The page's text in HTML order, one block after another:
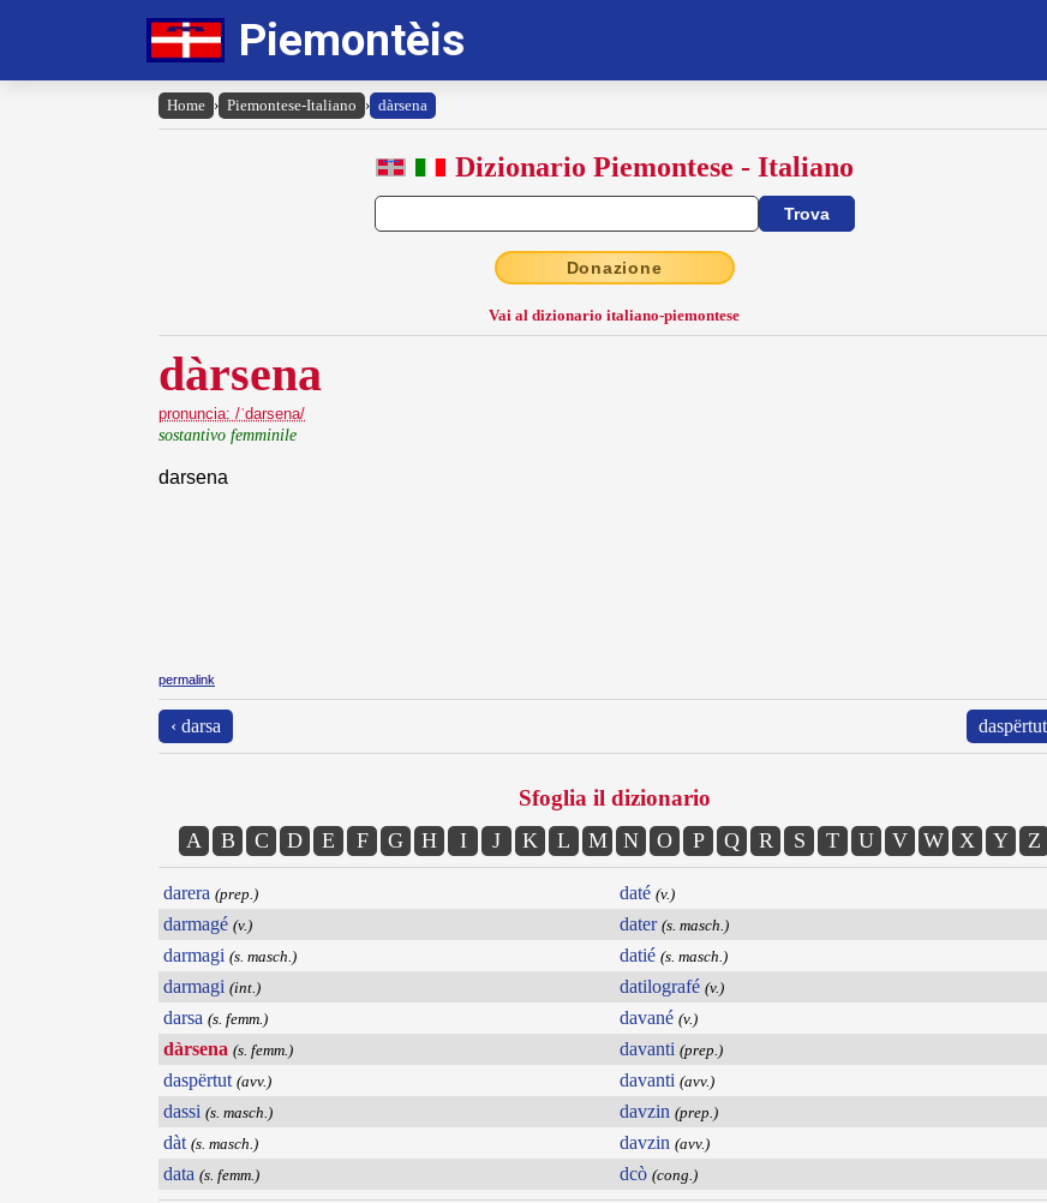
Piemontèis
Home › Piemontese-Italiano › dàrsena
Dizionario Piemontese - Italiano
Donazione
Vai al dizionario italiano-piemontese
dàrsena
pronuncia: /ˈdarsena/
sostantivo femminile
darsena
permalink
‹ darsa
Sfoglia il dizionario
A B C D E F G H I J K L M N O P Q R S T U V W X Y Z
darera (prep.)
darmagé (v.)
darmagi (s. masch.)
darmagi (int.)
darsa (s. femm.)
dàrsena (s. femm.)
daspërtut (avv.)
dassi (s. masch.)
dàt (s. masch.)
data (s. femm.)
daté (v.)
dater (s. masch.)
datié (s. masch.)
datilografé (v.)
davané (v.)
davanti (prep.)
davanti (avv.)
davzin (prep.)
davzin (avv.)
dcò (cong.)